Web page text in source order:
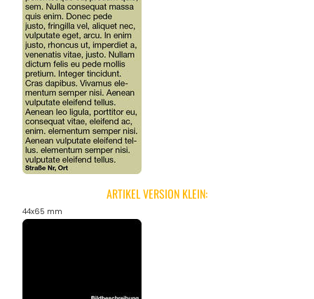
ARTIKEL VERSION KLEIN:
44x65 mm